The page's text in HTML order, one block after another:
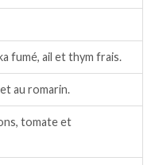
fumé, ail et thym frais.
au romarin.
tomate et